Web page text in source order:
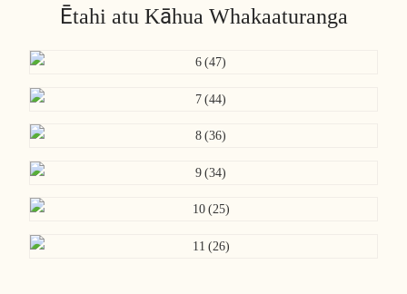
Ētahi atu Kāhua Whakaaturanga